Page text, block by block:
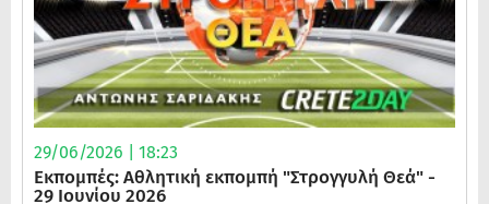
29/06/2026 | 18:23
Εκπομπές: Αθλητική εκπομπή "Στρογγυλή Θεά" -
29 Ιουνίου 2026